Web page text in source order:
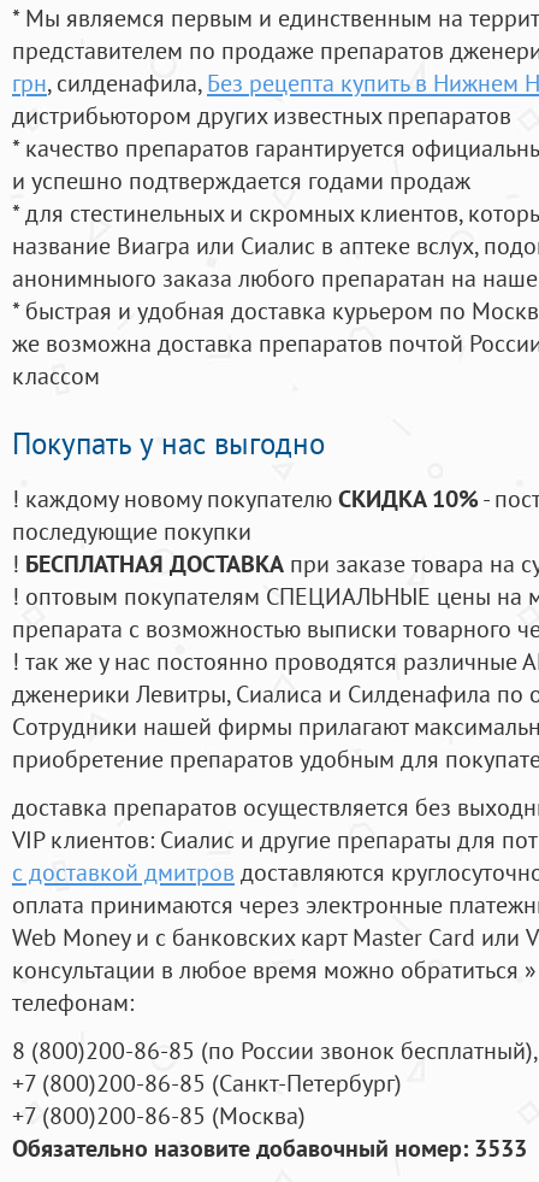
* Мы являемся первым и единственным на
представителем по продаже препаратов
грн, силденафила, Без рецепта купить в Нижнем
дистрибьютором других известных препаратов
* качество препаратов гарантируется
и успешно подтверждается годами продаж
* для стестинельных и скромных клиентов,
название Виагра или Сиалис в аптеке вслух,
анонимныого заказа любого препаратан на
* быстрая и удобная доставка курьером по
же возможна доставка препаратов почтой
классом
Покупать у нас выгодно
! каждому новому покупателюСКИДКА 10%-
последующие покупки
! БЕСПЛАТНАЯ ДОСТАВКА при заказе товара на
! оптовым покупателям СПЕЦИАЛЬНЫЕ цены на
препарата с возможностью выписки товарного
! так же у нас постоянно проводятся
дженерики Левитры, Сиалиса и Силденафила по
Cотрудники нашей фирмы прилагают
приобретение препаратов удобным для
доставка препаратов осуществляется без
VIP клиентов: Сиалис и другие препараты для
с доставкой дмитров доставляются
оплата принимаются через электронные
Web Money и с банковских карт Master Card или
консультации в любое время можно обратиться
телефонам:
8 (800)200-86-85 (по России звонок бесплатный),
+7 (800)200-86-85 (Санкт-Петербург)
+7 (800)200-86-85 (Москва)
Обязательно назовите добавочный номер: 3533